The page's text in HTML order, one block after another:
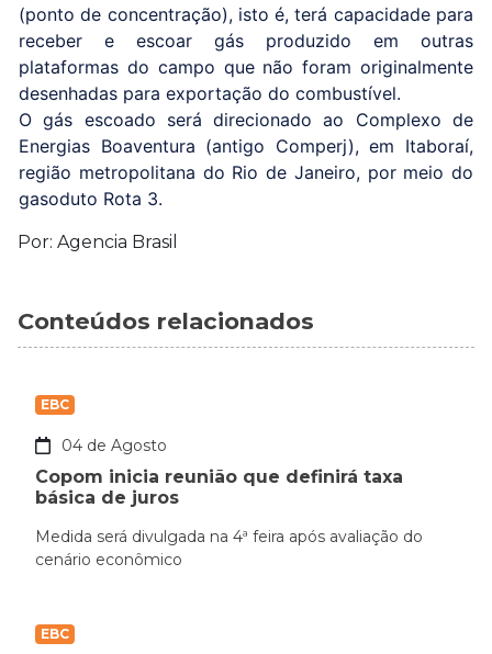
(ponto de concentração), isto é, terá capacidade para
receber e escoar gás produzido em outras
plataformas do campo que não foram originalmente
desenhadas para exportação do combustível.
O gás escoado será direcionado ao Complexo de
Energias Boaventura (antigo Comperj), em Itaboraí,
região metropolitana do Rio de Janeiro, por meio do
gasoduto Rota 3.
Por: Agencia Brasil
Conteúdos relacionados
EBC
04 de Agosto
Copom inicia reunião que definirá taxa
básica de juros
Medida será divulgada na 4ª feira após avaliação do
cenário econômico
EBC